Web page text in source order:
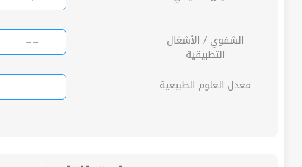
الشفوي / الأشغال
التطبيقية
معدل العلوم الطبيعية